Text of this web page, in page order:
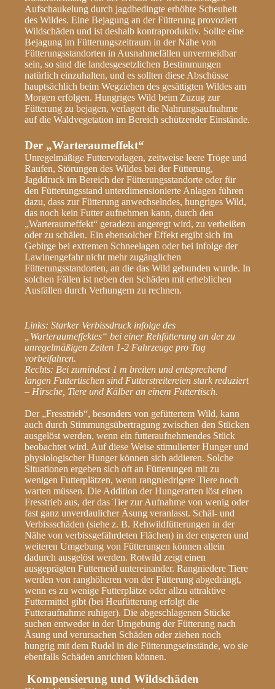
Aufschaukelung durch jagdbedingte erhöhte Scheuheit
des Wildes. Eine Bejagung an der Fütterung provoziert
Wildschäden und ist deshalb kontraproduktiv. Sollte eine
Bejagung im Fütterungszeitraum in der Nähe von
Fütterungsstandorten in Ausnahmefällen unvermeidbar
sein, so sind die landesgesetzlichen Bestimmungen
natürlich einzuhalten, und es sollten diese Abschüsse
hauptsächlich beim Wegziehen des gesättigten Wildes am
Morgen erfolgen. Hungriges Wild beim Zuzug zur
Fütterung zu bejagen, verlagert die Nahrungsaufnahme
auf die Waldvegetation im Bereich schützender Einstände.
Der „Warteraumeffekt“
Unregelmäßige Futtervorlagen, zeitweise leere Tröge und
Raufen, Störungen des Wildes bei der Fütterung,
Jagddruck im Bereich der Fütterungsstandorte oder für
den Fütterungsstand unterdimensionierte Anlagen führen
dazu, dass zur Fütterung anwechselndes, hungriges Wild,
das noch kein Futter aufnehmen kann, durch den
„Warteraumeffekt“ geradezu angeregt wird, zu verbeißen
oder zu schälen. Ein ebensolcher Effekt ergibt sich im
Gebirge bei extremen Schneelagen oder bei infolge der
Lawinengefahr nicht mehr zugänglichen
Fütterungsstandorten, an die das Wild gebunden wurde. In
solchen Fällen ist neben den Schäden mit erheblichen
Ausfällen durch Verhungern zu rechnen.
Links: Starker Verbissdruck infolge des
„Warteraumeffektes“ bei einer Rehfütterung an der zu
unregelmäßigen Zeiten 1-2 Fahrzeuge pro Tag
vorbeifahren.
Rechts: Bei zumindest 1 m breiten und entsprechend
langen Futtertischen sind Futterstreitereien stark reduziert
– Hirsche, Tiere und Kälber an einem Futtertisch.
Der „Fresstrieb“, besonders von gefüttertem Wild, kann
auch durch Stimmungsübertragung zwischen den Stücken
ausgelöst werden, wenn ein futteraufnehmendes Stück
beobachtet wird. Auf diese Weise stimulierter Hunger und
physiologischer Hunger können sich addieren. Solche
Situationen ergeben sich oft an Fütterungen mit zu
wenigen Futterplätzen, wenn rangniedrigere Tiere noch
warten müssen. Die Addition der Hungerarten löst einen
Fresstrieb aus, der das Tier zur Aufnahme von wenig oder
fast ganz unverdaulicher Äsung veranlasst. Schäl- und
Verbissschäden (siehe z. B. Rehwildfütterungen in der
Nähe von verbissgefährdeten Flächen) in der engeren und
weiteren Umgebung von Fütterungen können allein
dadurch ausgelöst werden. Rotwild zeigt einen
ausgeprägten Futterneid untereinander. Rangniedere Tiere
werden von ranghöheren von der Fütterung abgedrängt,
wenn es zu wenige Futterplätze oder allzu attraktive
Futtermittel gibt (bei Heufütterung erfolgt die
Futteraufnahme ruhiger). Die abgeschlagenen Stücke
suchen entweder in der Umgebung der Fütterung nach
Äsung und verursachen Schäden oder ziehen noch
hungrig mit dem Rudel in die Fütterungseinstände, wo sie
ebenfalls Schäden anrichten können.
Kompensierung und Wildschäden